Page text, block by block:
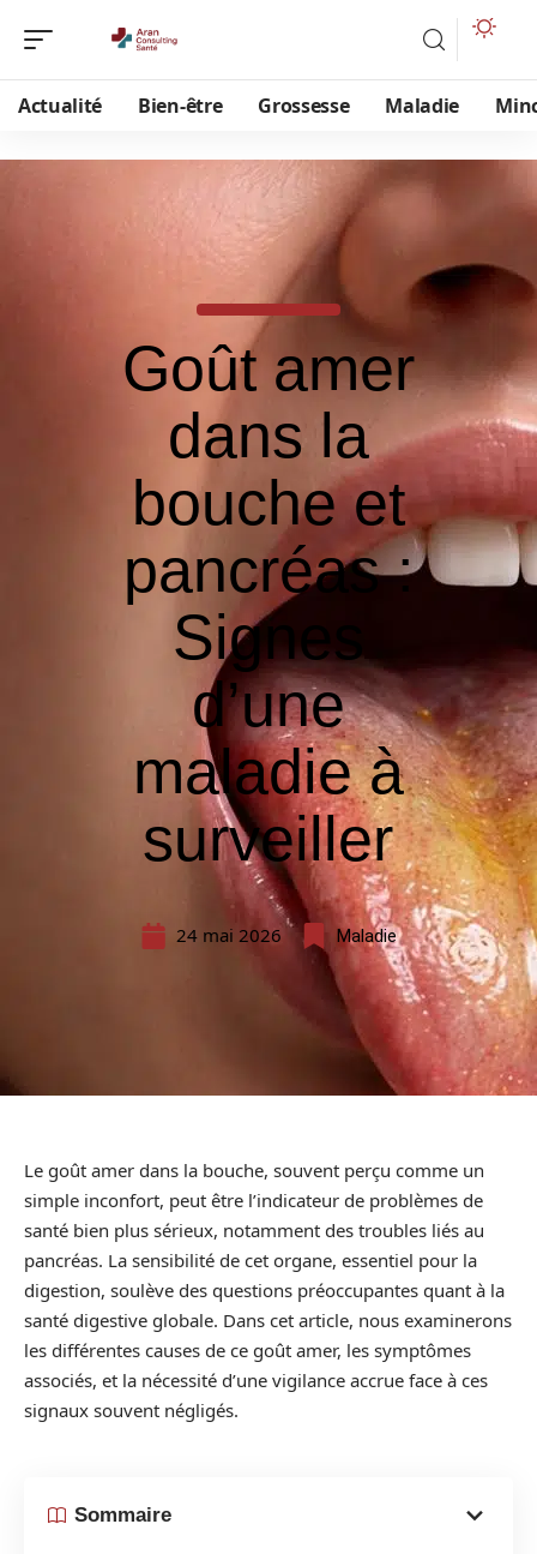
Actualité Bien-être Grossesse Maladie
Goût amer
dans la
bouche et
pancréas :
Signes
d’une
maladie à
surveiller
24 mai 2026 Maladie
Le goût amer dans la bouche, souvent perçu comme un
simple inconfort, peut être l’indicateur de problèmes de
santé bien plus sérieux, notamment des troubles liés au
pancréas. La sensibilité de cet organe, essentiel pour la
digestion, soulève des questions préoccupantes quant à la
santé digestive globale. Dans cet article, nous examinerons
les différentes causes de ce goût amer, les symptômes
associés, et la nécessité d’une vigilance accrue face à ces
signaux souvent négligés.
Sommaire